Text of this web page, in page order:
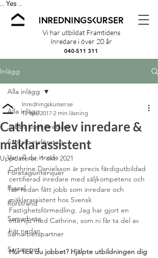
Yes
Vi har utbildat Framtidens
Inredare i över 20 år
040-511 311
Inlägg
Alla inlägg
Jobba som inredare
Samarbetsföretag
Var vill du inreda
Företagsintervjuer
Pyssel
Rörstrand
Samarbete
Samarbetspartner
Sarta eget
Alla inlägg
Cathrine blev inredare &
mäklarassistent
Inredningskurser.se
12 apr. 2017 2 min läsning
Uppdaterat:1 okt. 2021
Cathrine Danielsson är precis färdigutbildad
certifierad inredare med säljkompetens och
har redan fått jobb som inredare och
mäklarassistent hos Svensk
Fastighetsförmedling. Jag har gjort en
intervju med Cathrine, som ni får ta del av
här nedan.
Hur fick du jobbet? Hjälpte utbildningen dig